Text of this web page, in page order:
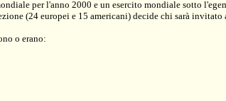
per l'anno 2000 e un esercito mondiale sotto
(24 europei e 15 americani) decide chi sarà
o erano: